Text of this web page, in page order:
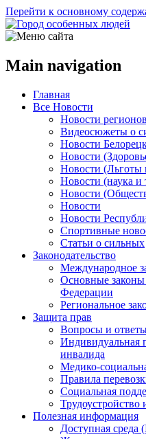
Перейти к основному
Main navigation
Главная
Все Новости
Новости регионов
Видеосюжеты о
Новости
Новости
Новости (Льготы
Новости (наука и
Новости
Новости
Новости
Спортивные
Статьи о сильных
Законодательство
Международное
Основные законы
Федерации
Региональное
Защита прав
Вопросы и
Индивидуальная
инвалида
Медико-
Правила
Социальная
Трудоустройство
Полезная информация
Доступная среда